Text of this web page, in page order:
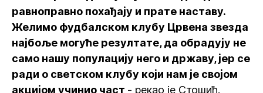
равноправно похађају и прате наставу.
Желимо фудбалском клубу Црвена звезда
најбоље могуће резултате, да обрадују не
само нашу популацију него и државу, јер се
ради о светском клубу који нам је својом
акцијом учинио част - рекао је Стошић.